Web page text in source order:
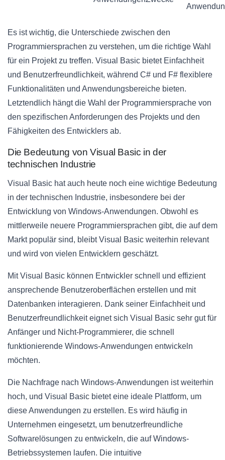
Es ist wichtig, die Unterschiede zwischen den
Programmiersprachen zu verstehen, um die richtige Wahl
für ein Projekt zu treffen. Visual Basic bietet Einfachheit
und Benutzerfreundlichkeit, während C# und F# flexiblere
Funktionalitäten und Anwendungsbereiche bieten.
Letztendlich hängt die Wahl der Programmiersprache von
den spezifischen Anforderungen des Projekts und den
Fähigkeiten des Entwicklers ab.
Die Bedeutung von Visual Basic in der
technischen Industrie
Visual Basic hat auch heute noch eine wichtige Bedeutung
in der technischen Industrie, insbesondere bei der
Entwicklung von Windows-Anwendungen. Obwohl es
mittlerweile neuere Programmiersprachen gibt, die auf dem
Markt populär sind, bleibt Visual Basic weiterhin relevant
und wird von vielen Entwicklern geschätzt.
Mit Visual Basic können Entwickler schnell und effizient
ansprechende Benutzeroberflächen erstellen und mit
Datenbanken interagieren. Dank seiner Einfachheit und
Benutzerfreundlichkeit eignet sich Visual Basic sehr gut für
Anfänger und Nicht-Programmierer, die schnell
funktionierende Windows-Anwendungen entwickeln
möchten.
Die Nachfrage nach Windows-Anwendungen ist weiterhin
hoch, und Visual Basic bietet eine ideale Plattform, um
diese Anwendungen zu erstellen. Es wird häufig in
Unternehmen eingesetzt, um benutzerfreundliche
Softwarelösungen zu entwickeln, die auf Windows-
Betriebssystemen laufen. Die intuitive